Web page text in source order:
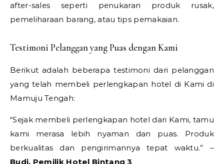
after-sales seperti penukaran produk rusak,
pemeliharaan barang, atau tips pemakaian.
Testimoni Pelanggan yang Puas dengan Kami
Berikut adalah beberapa testimoni dari pelanggan
yang telah membeli perlengkapan hotel di Kami di
Mamuju Tengah:
“Sejak membeli perlengkapan hotel dari Kami, tamu
kami merasa lebih nyaman dan puas. Produk
berkualitas dan pengirimannya tepat waktu.” –
Budi, Pemilik Hotel Bintang 3